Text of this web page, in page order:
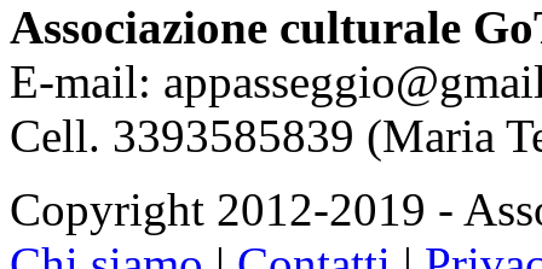
Associazione culturale
E-mail:
Cell. 3393585839 (Maria
Copyright 2012-2019 -